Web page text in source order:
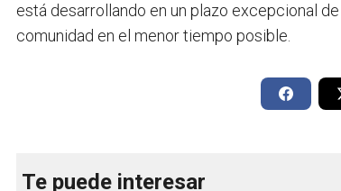
está desarrollando en un plazo excepcional
comunidad en el menor tiempo posible.
Te puede interesar